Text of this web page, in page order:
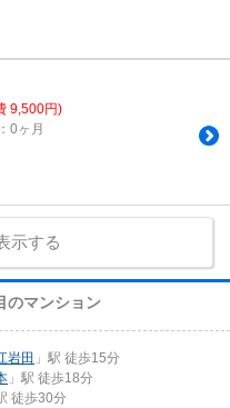
9,500円)
0ヶ月
示する
のマンション
岩田 」駅 徒歩15分
」駅 徒歩18分
徒歩30分